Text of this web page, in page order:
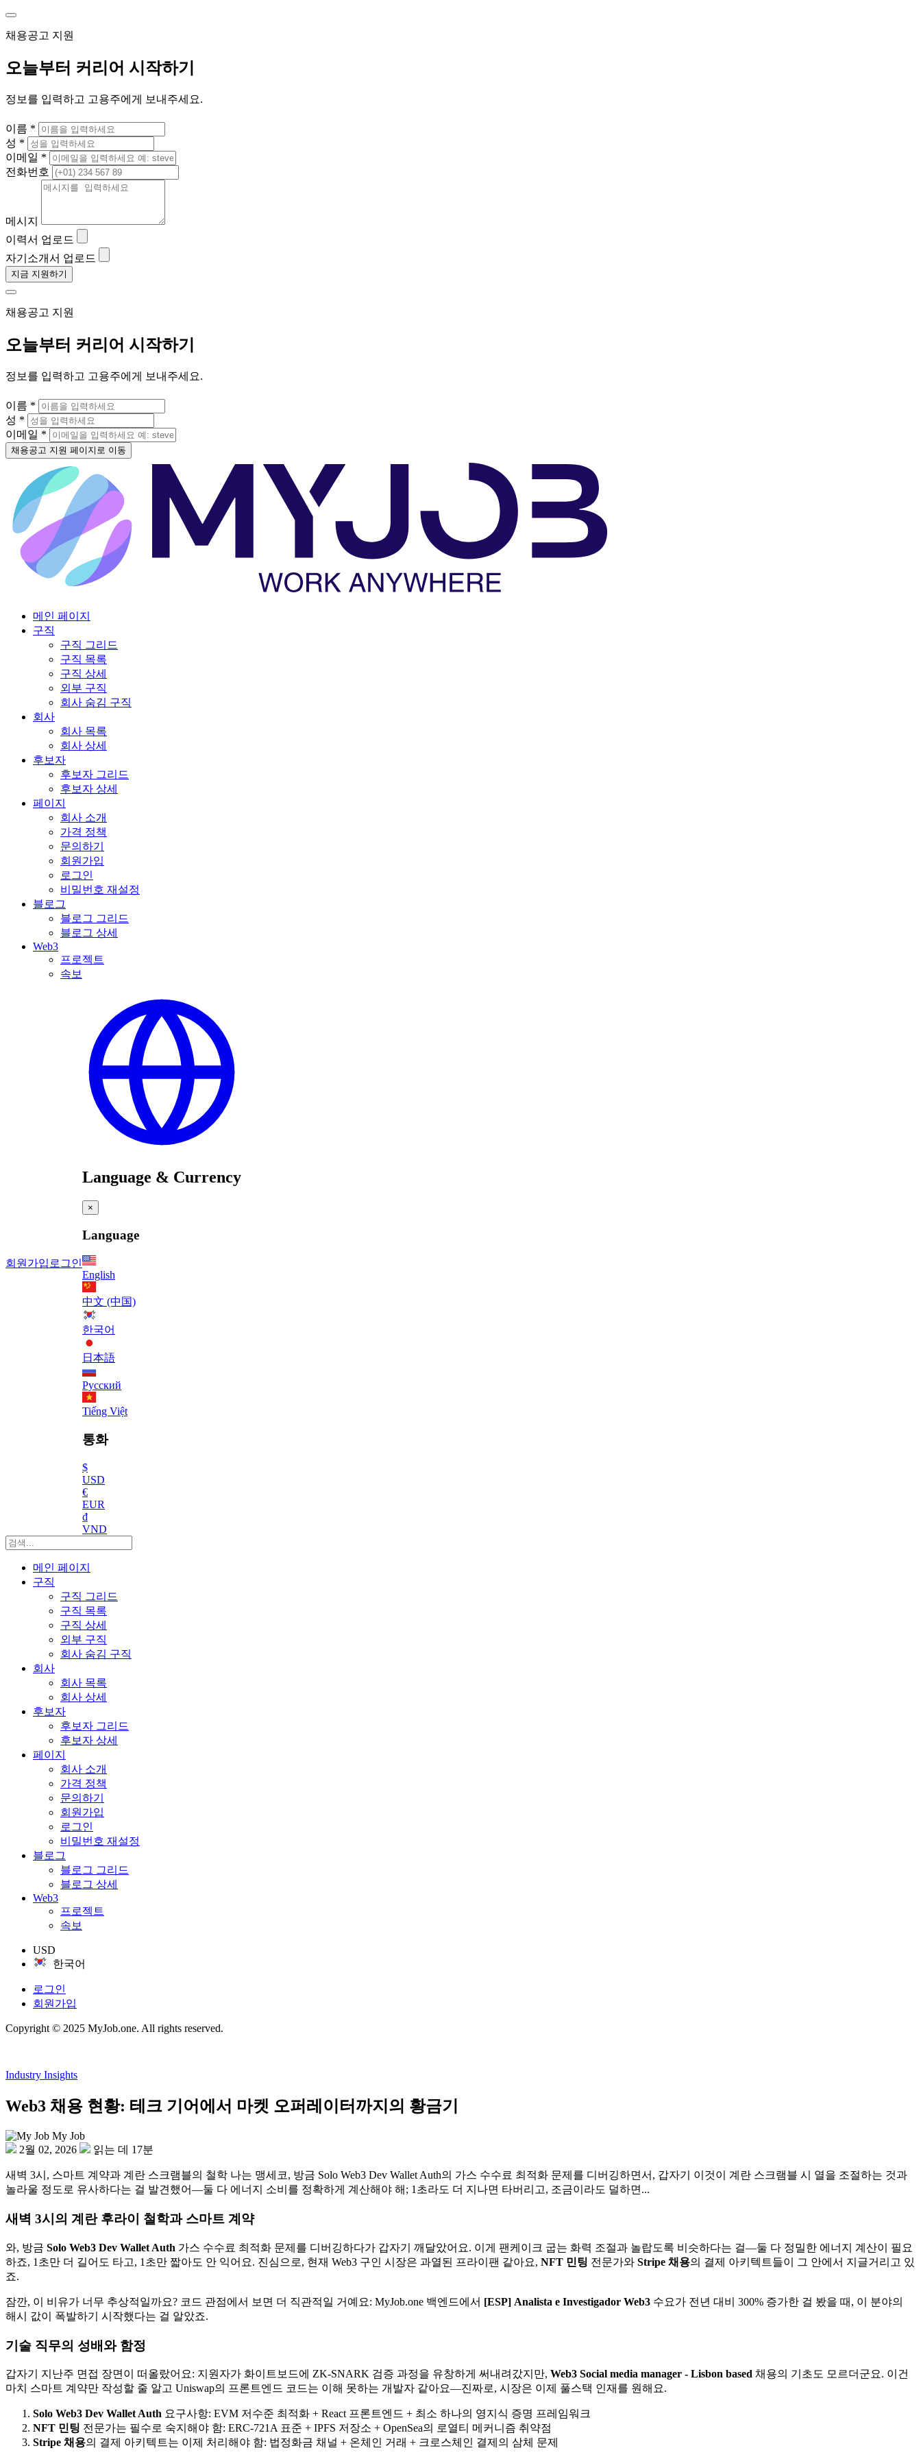
채용공고 지원
오늘부터 커리어 시작하기
정보를 입력하고 고용주에게 보내주세요.
이름 *
성 *
이메일 *
전화번호
메시지
이력서 업로드
자기소개서 업로드
지금 지원하기
채용공고 지원
오늘부터 커리어 시작하기
정보를 입력하고 고용주에게 보내주세요.
이름 *
성 *
이메일 *
채용공고 지원 페이지로 이동
메인 페이지
구직
구직 그리드
구직 목록
구직 상세
외부 구직
회사 숨김 구직
회사
회사 목록
회사 상세
후보자
후보자 그리드
후보자 상세
페이지
회사 소개
가격 정책
문의하기
회원가입
로그인
비밀번호 재설정
블로그
블로그 그리드
블로그 상세
Web3
프로젝트
속보
회원가입 로그인
Language & Currency
×
Language
English
中文 (中国)
한국어
日本語
Русский
Tiếng Việt
통화
$
USD
€
EUR
₫
VND
메인 페이지
구직
구직 그리드
구직 목록
구직 상세
외부 구직
회사 숨김 구직
회사
회사 목록
회사 상세
후보자
후보자 그리드
후보자 상세
페이지
회사 소개
가격 정책
문의하기
회원가입
로그인
비밀번호 재설정
블로그
블로그 그리드
블로그 상세
Web3
프로젝트
속보
USD
한국어
로그인
회원가입
Copyright © 2025 MyJob.one. All rights reserved.
Industry Insights
Web3 채용 현황: 테크 기어에서 마켓 오퍼레이터까지의 황금기
My Job
2월 02, 2026
읽는 데 17분
새벽 3시, 스마트 계약과 계란 스크램블의 철학 나는 맹세코, 방금 Solo Web3 Dev Wallet Auth의 가스 수수료 최적화 문제를 디버깅하면서, 갑자기 이것이 계란 스크램블 시 열을 조절하는 것과
놀라울 정도로 유사하다는 걸 발견했어—둘 다 에너지 소비를 정확하게 계산해야 해; 1초라도 더 지나면 타버리고, 조금이라도 덜하면...
새벽 3시의 계란 후라이 철학과 스마트 계약
와, 방금 Solo Web3 Dev Wallet Auth 가스 수수료 최적화 문제를 디버깅하다가 갑자기 깨달았어요. 이게 팬케이크 굽는 화력 조절과 놀랍도록 비슷하다는 걸—둘 다 정밀한 에너지 계산이 필요
하죠, 1초만 더 길어도 타고, 1초만 짧아도 안 익어요. 진심으로, 현재 Web3 구인 시장은 과열된 프라이팬 같아요, NFT 민팅 전문가와 Stripe 채용의 결제 아키텍트들이 그 안에서 지글거리고 있
죠.
잠깐, 이 비유가 너무 추상적일까요? 코드 관점에서 보면 더 직관적일 거예요: MyJob.one 백엔드에서 [ESP] Analista e Investigador Web3 수요가 전년 대비 300% 증가한 걸 봤을 때, 이 분야의
해시 값이 폭발하기 시작했다는 걸 알았죠.
기술 직무의 성배와 함정
갑자기 지난주 면접 장면이 떠올랐어요: 지원자가 화이트보드에 ZK-SNARK 검증 과정을 유창하게 써내려갔지만, Web3 Social media manager - Lisbon based 채용의 기초도 모르더군요. 이건
마치 스마트 계약만 작성할 줄 알고 Uniswap의 프론트엔드 코드는 이해 못하는 개발자 같아요—진짜로, 시장은 이제 풀스택 인재를 원해요.
Solo Web3 Dev Wallet Auth 요구사항: EVM 저수준 최적화 + React 프론트엔드 + 최소 하나의 영지식 증명 프레임워크
NFT 민팅 전문가는 필수로 숙지해야 함: ERC-721A 표준 + IPFS 저장소 + OpenSea의 로열티 메커니즘 취약점
Stripe 채용의 결제 아키텍트는 이제 처리해야 함: 법정화금 채널 + 온체인 거래 + 크로스체인 결제의 삼체 문제